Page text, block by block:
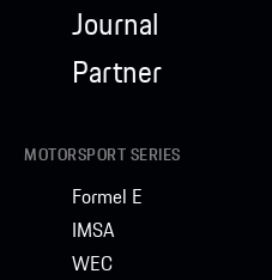
Journal
Partner
MOTORSPORT SERIES
Formel E
IMSA
WEC